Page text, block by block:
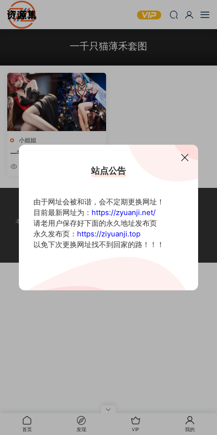
一千只猫薄禾套图
小姐姐
一千只猫薄禾 – 可人萌妹写真合
集 [持续更新]
7.38w
本站为摄影写真图片网站，内容来自网络收集整理，仅作个人学习使用。
如有违法内容请联系删除
Copyright © 2022 资源集
首页 发现 VIP 我的
站点公告
由于网址会被和谐，会不定期更换网址！
目前最新网址为： https://zyuanji.net/
请老用户保存好下面的永久地址发布页
永久发布页： https://ziyuanji.top
以免下次更换网址找不到回家的路！！！